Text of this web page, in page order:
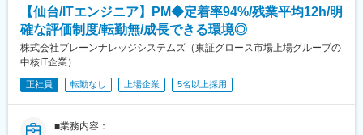
◇案件ベースの開発業務
・お客様案件に関連する開発作業（SaaS導入に伴う設定やAPI連
携開発など）
・提案段階から実装支援まで一貫した技術サポート
・情報発信・コミュニティ活動
・検証結果やノウハウをブログ・動画で発信
・勉強会やウェビナーへの登壇による知見共有
・社内外コミュニティを通じた技術交流
【仙台/ITエンジニア】PM◆定着率94%/残業平均12h/明
確な評価制度/転勤無/成長できる環境◎
株式会社ブレーンナレッジシステムズ（東証グロース市場上場グループの
中核IT企業）
正社員 転勤なし 上場企業 5名以上採用
■業務内容：